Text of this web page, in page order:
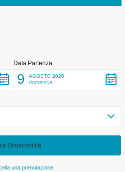
Data Partenza:
9 AGOSTO 2026
domenica
una prenotazione